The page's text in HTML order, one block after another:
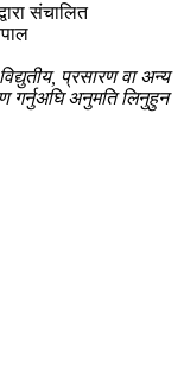
संचालित
प्रसारण वा अन्य
गर्नुअघि अनुमति लिनुहुन